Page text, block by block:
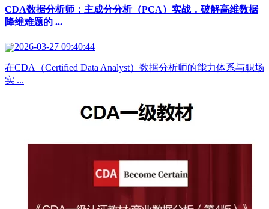
CDA数据分析师：主成分分析（PCA）实战，破解高维数据
降维难题的 ...
2026-03-27 09:40:44
在CDA（Certified Data Analyst）数据分析师的能力体系与职场
实 ...